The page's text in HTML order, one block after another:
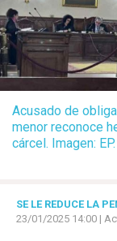
Acusado de
menor reconoce
cárcel. Imagen: EP.
SE LE REDUCE LA
23/01/2025 14:00 |